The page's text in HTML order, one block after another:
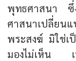
พุทธศาสนา ซึ่ง
ศาสนาเปลี่ยน
พระสงฆ์ มิใช่เ
มองไม่เห็น เ